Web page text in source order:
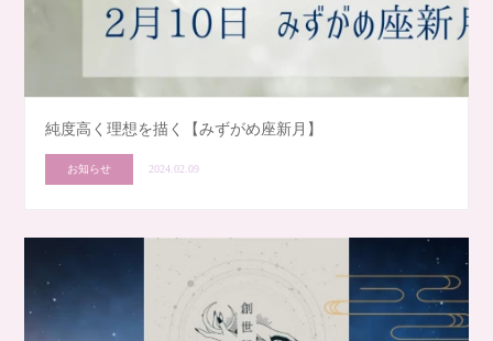
純度高く理想を描く【みずがめ座新月】
お知らせ 2024.02.09